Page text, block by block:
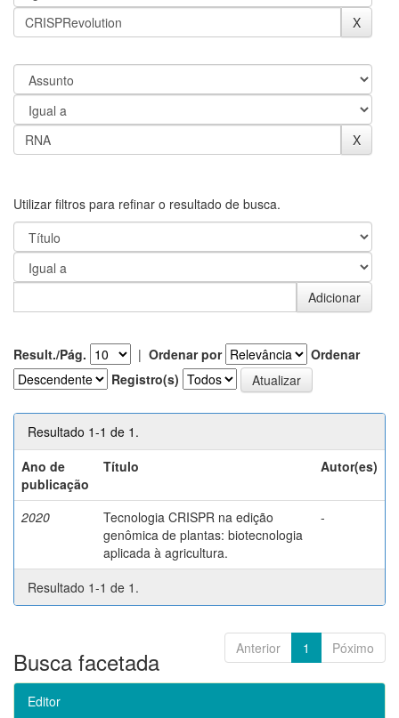
Utilizar filtros para refinar o resultado de busca.
Result./Pág. | Ordenar por
Ordenar
Registro(s)
Resultado 1-1 de 1.
Ano de
publicação
Título Autor(es)
2020
Tecnologia CRISPR na edição
genômica de plantas: biotecnologia
aplicada à agricultura.
-
Resultado 1-1 de 1.
Anterior 1 Póximo
Busca facetada
Editor